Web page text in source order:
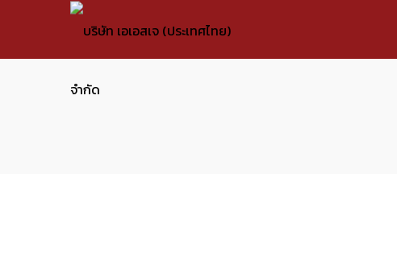
บริษัท
เอ
บริษัท
เอ